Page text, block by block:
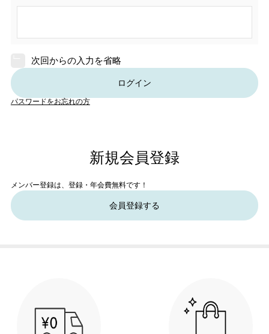
次回からの入力を省略
ログイン
パスワードをお忘れの方
新規会員登録
メンバー登録は、登録・年会費無料です！
会員登録する